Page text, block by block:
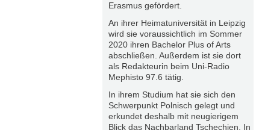
Erasmus gefördert.
An ihrer Heimatuniversität in Leipzig
wird sie voraussichtlich im Sommer
2020 ihren Bachelor Plus of Arts
abschließen. Außerdem ist sie dort
als Redakteurin beim Uni-Radio
Mephisto 97.6 tätig.
In ihrem Studium hat sie sich den
Schwerpunkt Polnisch gelegt und
erkundet deshalb mit neugierigem
Blick das Nachbarland Tschechien. In